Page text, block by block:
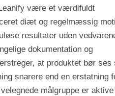
være et værdifuldt
diæt og regelmæssig
resultater uden
dokumentation og
at produktet bør ses
snarere end en erstatning
målgruppe er aktive